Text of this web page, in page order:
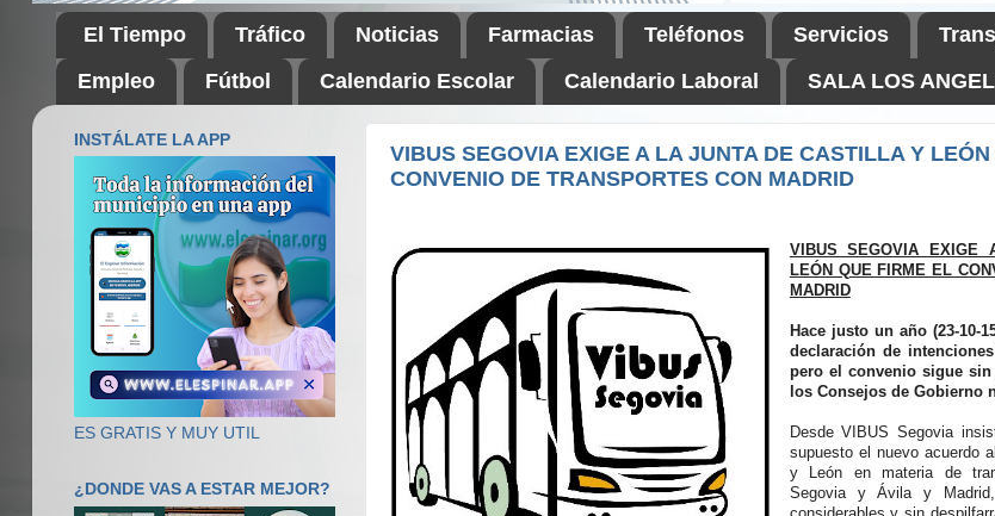
El Tiempo Tráfico Noticias Farmacias Teléfonos Servicios
Empleo
Fútbol Calendario Escolar Calendario Laboral SALA LOS
VIBUS SEGOVIA EXIGE A LA JUNTA DE CASTILLA Y
CONVENIO DE TRANSPORTES CON MADRID
VIBUS SEGOVIA EXIGE
LEÓN QUE FIRME EL
MADRID
Hace justo un año (23-10-
declaración de
pero el convenio sigue
los Consejos de Gobierno
Desde VIBUS Segovia
supuesto el nuevo acuerdo
y León en materia de
Segovia y Ávila y
INSTÁLATE LA APP
ES GRATIS Y MUY UTIL
¿DONDE VAS A ESTAR MEJOR?